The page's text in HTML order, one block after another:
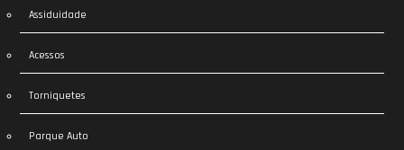
Assiduidade
Acessos
Torniquetes
Parque Auto